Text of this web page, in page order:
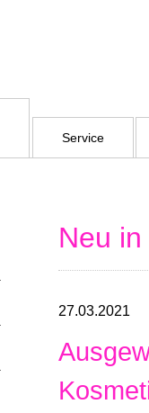
Service
Neu
27.03.2021